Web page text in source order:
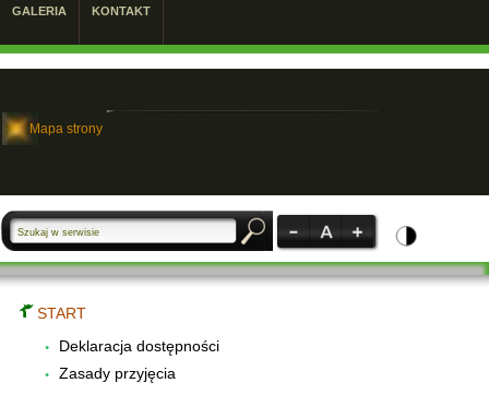
GALERIA KONTAKT
Mapa strony
START
Deklaracja dostępności
Zasady przyjęcia